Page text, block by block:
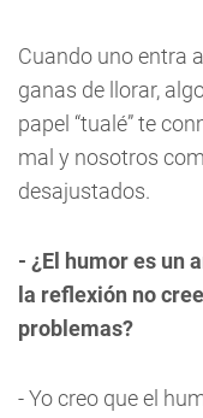
Cuando uno entra
ganas de llorar,
papel “tualé” te
mal y nosotros
desajustados.
- ¿El humor es un
la reflexión no
problemas?
- Yo creo que el